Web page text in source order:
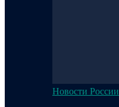
Новости России